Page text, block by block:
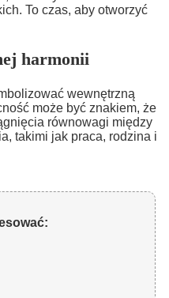
To czas, aby otworzyć
harmonii
wewnętrzną
może być znakiem, że
równowagi między
takimi jak praca, rodzina i